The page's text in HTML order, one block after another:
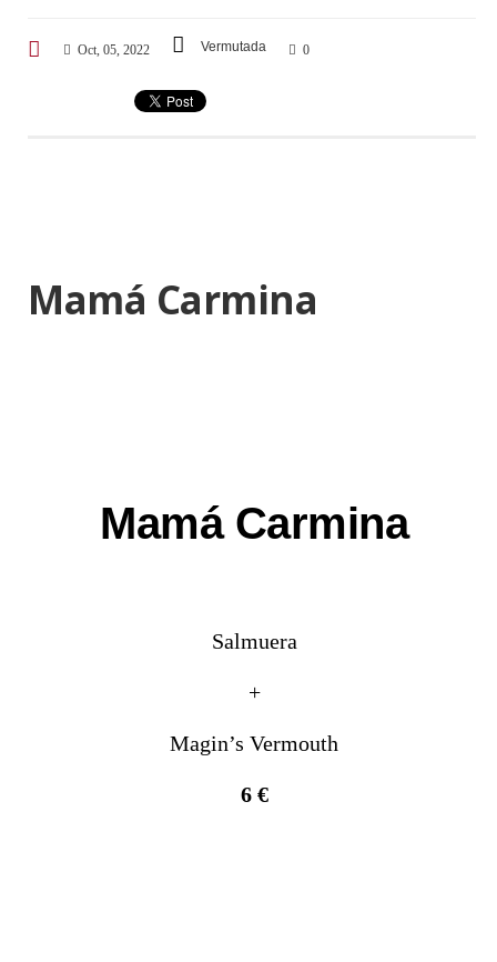
Oct, 05, 2022 Vermutada 0
Mamá Carmina
Mamá Carmina
Salmuera
+
Magin’s Vermouth
6 €